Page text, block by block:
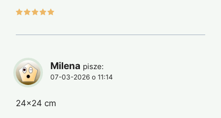
Milena pisze:
07-03-2026 o 11:14
24×24 cm